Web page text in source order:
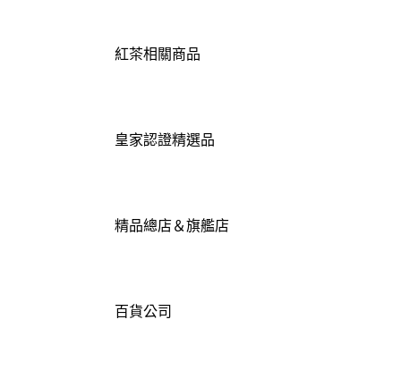
紅茶相關商品
皇家認證精選品
精品總店＆旗艦店
百貨公司